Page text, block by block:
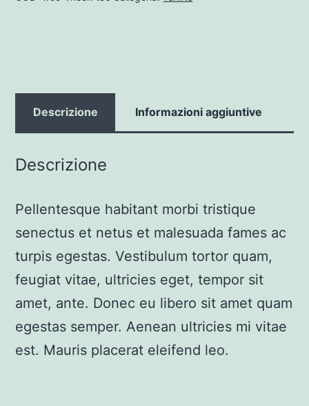
Descrizione Informazioni aggiuntive
Descrizione
Pellentesque habitant morbi tristique
senectus et netus et malesuada fames ac
turpis egestas. Vestibulum tortor quam,
feugiat vitae, ultricies eget, tempor sit
amet, ante. Donec eu libero sit amet quam
egestas semper. Aenean ultricies mi vitae
est. Mauris placerat eleifend leo.